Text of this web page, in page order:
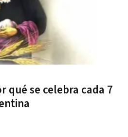
qué se celebra cada 7